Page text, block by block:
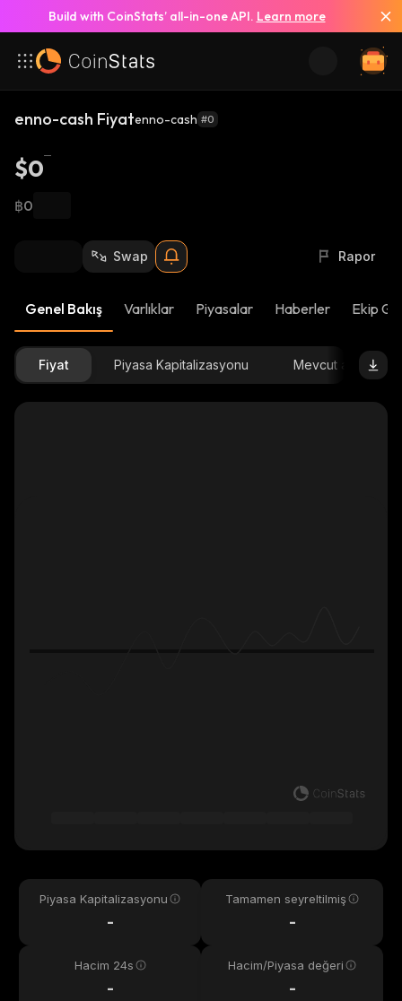
Build with CoinStats’ all-in-one API. Learn more
enno-cash Fiyatenno-cash #0
$0
฿0
Swap Rapor
Genel Bakış Varlıklar Piyasalar Haberler Ekip
Fiyat Piyasa Kapitalizasyonu Mevcut arz
Piyasa Kapitalizasyonu
-
Tamamen seyreltilmiş
-
Hacim 24s
-
Hacim/Piyasa değeri
-